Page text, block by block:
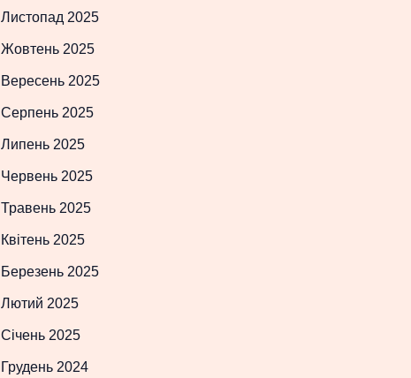
Листопад 2025
Жовтень 2025
Вересень 2025
Серпень 2025
Липень 2025
Червень 2025
Травень 2025
Квітень 2025
Березень 2025
Лютий 2025
Січень 2025
Грудень 2024